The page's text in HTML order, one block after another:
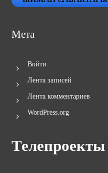
Мета
Войти
Лента записей
Лента комментариев
WordPress.org
Телепроекты